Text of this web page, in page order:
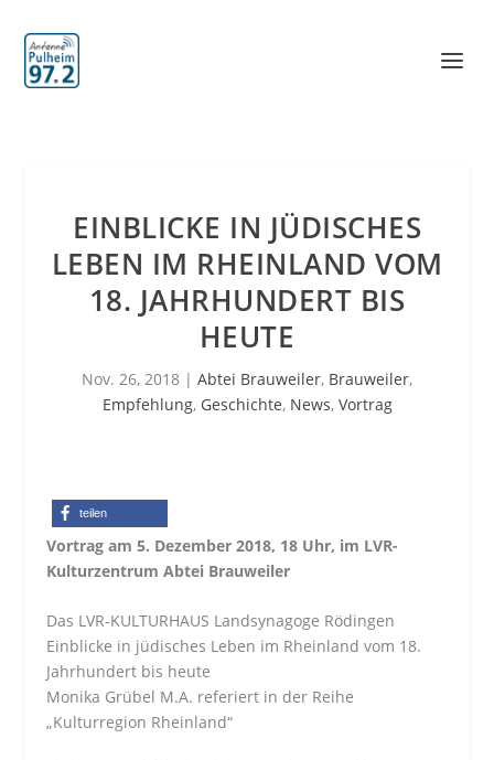
EINBLICKE IN JÜDISCHES
LEBEN IM RHEINLAND VOM
18. JAHRHUNDERT BIS
HEUTE
Nov. 26, 2018 | Abtei Brauweiler, Brauweiler,
Empfehlung, Geschichte, News, Vortrag
teilen
Vortrag am 5. Dezember 2018, 18 Uhr, im LVR-
Kulturzentrum Abtei Brauweiler
Das LVR-KULTURHAUS Landsynagoge Rödingen
Einblicke in jüdisches Leben im Rheinland vom 18.
Jahrhundert bis heute
Monika Grübel M.A. referiert in der Reihe
„Kulturregion Rheinland“